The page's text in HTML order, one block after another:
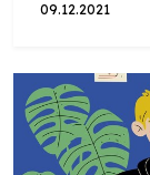
09.12.2021